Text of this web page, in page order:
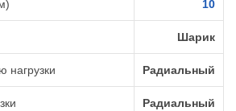
10
Шарик
нагрузки Радиальный
Радиальный